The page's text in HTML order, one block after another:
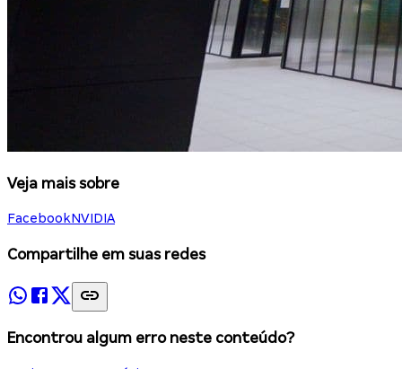
Veja mais sobre
FacebookNVIDIA
Compartilhe em suas redes
Encontrou algum erro neste conteúdo?